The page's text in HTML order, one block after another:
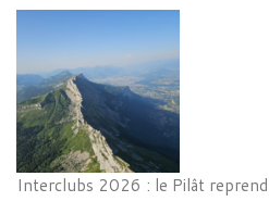
Interclubs 2026 : le Pilât